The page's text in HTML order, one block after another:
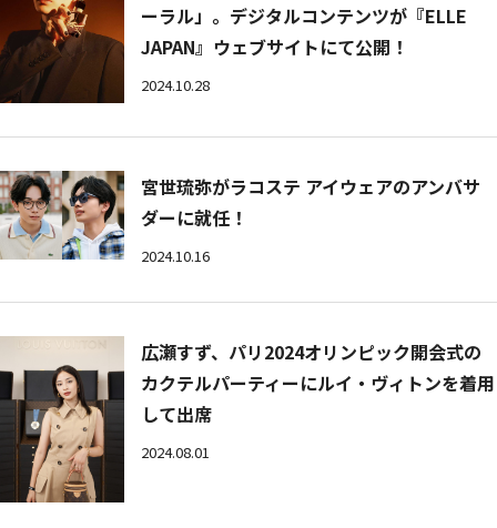
ーラル」。デジタルコンテンツが『ELLE
JAPAN』ウェブサイトにて公開！
2024.10.28
宮世琉弥がラコステ アイウェアのアンバサ
ダーに就任！
2024.10.16
広瀬すず、パリ2024オリンピック開会式の
カクテルパーティーにルイ・ヴィトンを着用
して出席
2024.08.01